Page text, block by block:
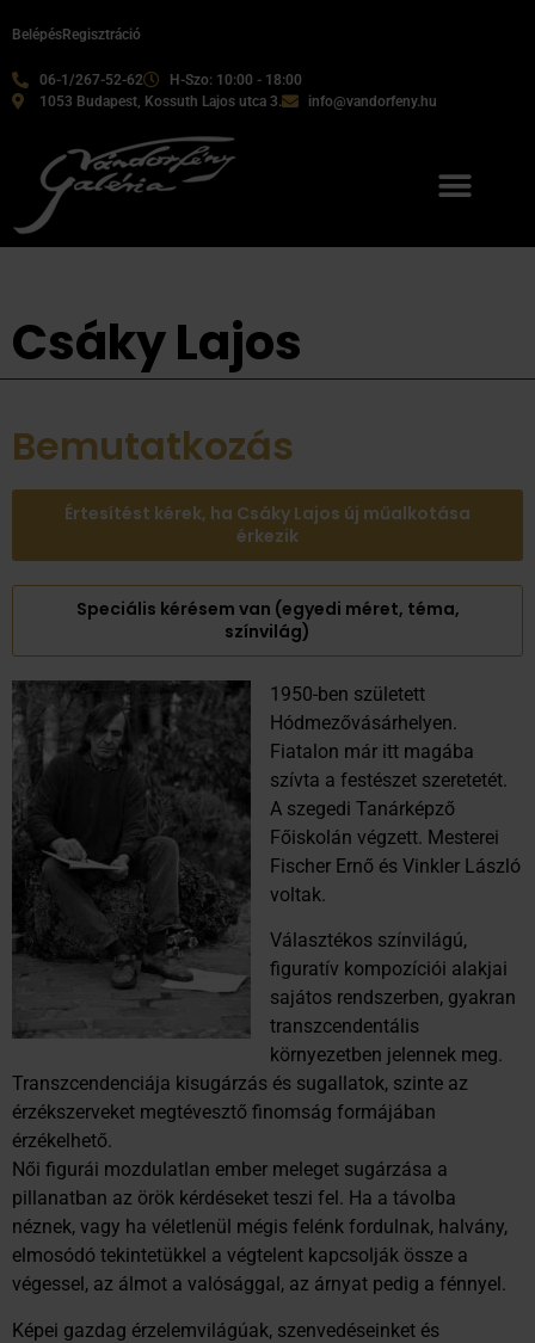
06-1/267-52-62
H-Szo: 10:00 - 18:00
1053 Budapest, Kossuth Lajos utca 3.
info@vandorfeny.hu
BelépésRegisztráció
Csáky Lajos
Bemutatkozás
Értesítést kérek, ha Csáky Lajos új műalkotása
érkezik
Speciális kérésem van (egyedi méret, téma,
színvilág)
1950-ben született
Hódmezővásárhelyen.
Fiatalon már itt magába
szívta a festészet szeretetét.
A szegedi Tanárképző
Főiskolán végzett. Mesterei
Fischer Ernő és Vinkler László
voltak.
Választékos színvilágú,
figuratív kompozíciói alakjai
sajátos rendszerben, gyakran
transzcendentális
környezetben jelennek meg.
Transzcendenciája kisugárzás és sugallatok, szinte az
érzékszerveket megtévesztő finomság formájában
érzékelhető.
Női figurái mozdulatlan ember meleget sugárzása a
pillanatban az örök kérdéseket teszi fel. Ha a távolba
néznek, vagy ha véletlenül mégis felénk fordulnak, halvány,
elmosódó tekintetükkel a végtelent kapcsolják össze a
végessel, az álmot a valósággal, az árnyat pedig a fénnyel.
Képei gazdag érzelemvilágúak, szenvedéseinket és